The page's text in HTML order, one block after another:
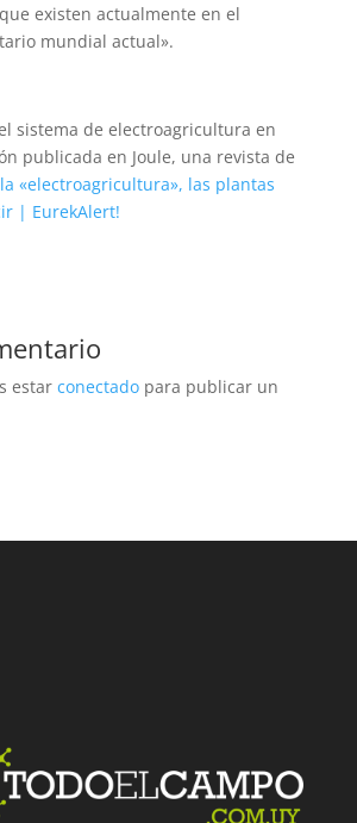
existen actualmente en el
mundial actual».
sistema de electroagricultura en
publicada en Joule, una revista de
«electroagricultura», las plantas
| EurekAlert!
estar conectadopara publicar un
Facebook